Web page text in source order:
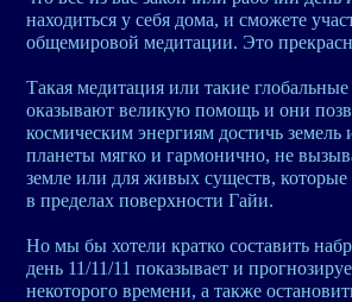
находиться у себя дома, и сможете
общемировой медитации. Это
Такая медитация или такие
оказывают великую помощь и они
космическим энергиям достичь земель
планеты мягко и гармонично, не
земле или для живых существ,
в пределах поверхности Гайи.
Но мы бы хотели кратко составить
день 11/11/11 показывает и
некоторого времени, а также